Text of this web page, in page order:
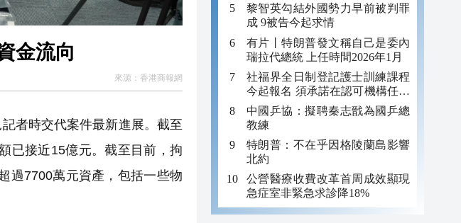
金流向
來源： 香港商報網
者時交代案件最新進展。截至
已接近15億元。截至目前，拘
過7700萬元資產，包括一些物
黎智英勾結外國勢力早前被判罪
成 9被告今起求情
有片丨特朗普發文稱自己是委內
瑞拉代總統 上任時間2026年1月
社福界全日制登記護士訓練課程
今起報名 須承諾在認可機構任職
至少三年
中國乒協：擬聘秦志戩為國乒總
教練
特朗普：不在乎因格陵蘭島影響
北約
公營醫療收費改革首周成效顯現
急症室非緊急求診降18%